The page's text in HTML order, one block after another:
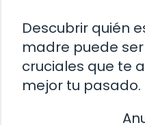
Descubrir quién
madre puede
cruciales que te
mejor tu pasado.